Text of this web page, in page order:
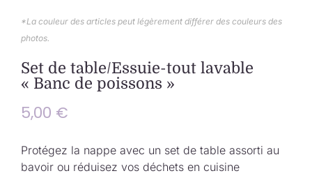
Nous contacter
*La couleur des articles peut légèrement différer des couleurs des
photos.
Set de table/Essuie-tout lavable
« Banc de poissons »
5,00 €
Protégez la nappe avec un set de table assorti au
bavoir ou réduisez vos déchets en cuisine